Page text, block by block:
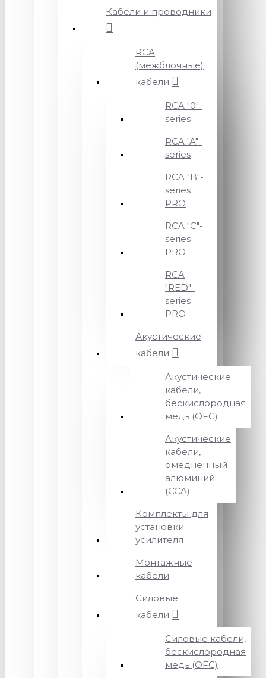
Кабели и проводники
RCA
(межблочные)
кабели
RCA "0"-
series
RCA "A"-
series
RCA "B"-
series
PRO
RCA "C"-
series
PRO
RCA
"RED"-
series
PRO
Акустические
кабели
Акустические
кабели,
бескислородная
медь (OFC)
Акустические
кабели,
омедненный
алюминий
(CCA)
Комплекты для
установки
усилителя
Монтажные
кабели
Силовые
кабели
Силовые кабели,
бескислородная
медь (OFC)